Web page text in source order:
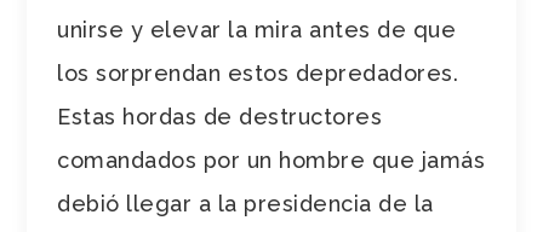
unirse y elevar la mira antes de que
los sorprendan estos depredadores.
Estas hordas de destructores
comandados por un hombre que jamás
debió llegar a la presidencia de la